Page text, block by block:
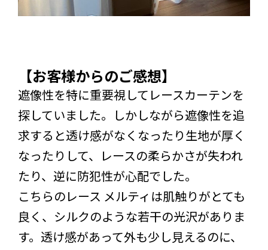
【お客様からのご感想】
遮像性を特に重要視してレースカーテンを
探していました。しかしながら遮像性を追
求すると透け感がなくなったり生地が厚く
なったりして、レースの柔らかさが失われ
たり、逆に防犯性が心配でした。
こちらのレース メルティは肌触りがとても
良く、シルクのような若干の光沢がありま
す。透け感があって外も少し見えるのに、